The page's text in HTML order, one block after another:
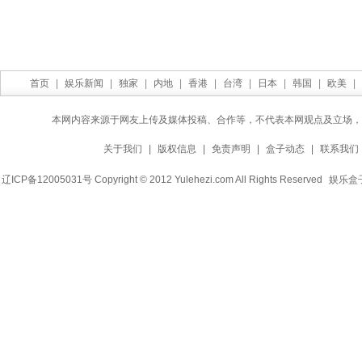
首页 娱乐新闻 独家 内地 香港 台湾 日本 韩国 欧美
本网内容来源于网友上传及媒体投稿、合作等，不代表本网观点及立场
关于我们 版权信息 免责声明 盒子动态 联系我们
辽ICP备12005031号 Copyright © 2012 Yulehezi.com All Rights Reserved 娱乐盒